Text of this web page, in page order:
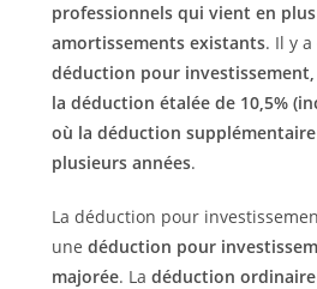
professionnels qui vient en
amortissements existants. Il y a
déduction pour investissement,
la déduction étalée de 10,5%
où la déduction
plusieurs années.
La déduction pour
une déduction pour
majorée. La déduction ordinaire